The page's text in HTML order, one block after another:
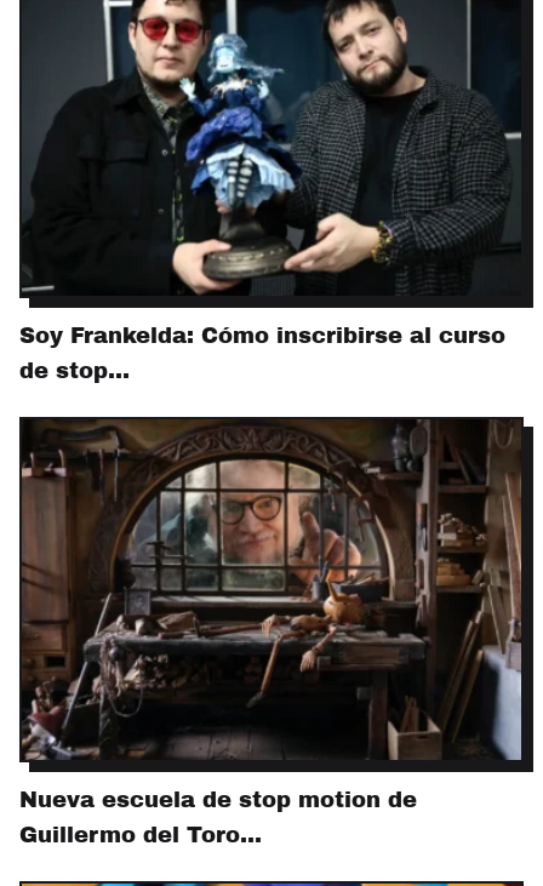
Soy Frankelda: Cómo inscribirse al curso
de stop…
Nueva escuela de stop motion de
Guillermo del Toro…